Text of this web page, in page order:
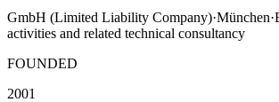
GmbH (Limited Liability Company)·München·
activities and related technical consultancy
FOUNDED
2001